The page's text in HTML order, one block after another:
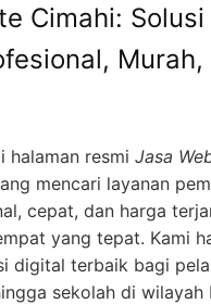
Cimahi: Solusi
Murah,
halaman resmi Jasa
mencari layanan
cepat, dan harga
yang tepat. Kami
digital terbaik bagi
sekolah di wilayah